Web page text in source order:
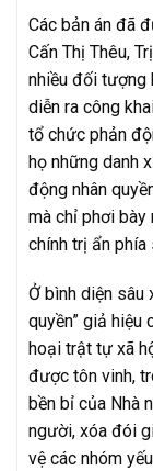
Các bản án đã
Cấn Thị Thêu,
nhiều đối tượng
diễn ra công
tổ chức phản
họ những danh
động nhân
mà chỉ phơi bày
chính trị ẩn phía
Ở bình diện sâu
quyền” giả hiệu
hoại trật tự xã
được tôn vinh,
bền bỉ của Nhà
người, xóa đói
vệ các nhóm